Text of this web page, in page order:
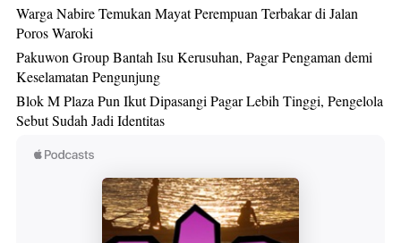
Warga Nabire Temukan Mayat Perempuan Terbakar di Jalan
Poros Waroki
Pakuwon Group Bantah Isu Kerusuhan, Pagar Pengaman demi
Keselamatan Pengunjung
Blok M Plaza Pun Ikut Dipasangi Pagar Lebih Tinggi, Pengelola
Sebut Sudah Jadi Identitas